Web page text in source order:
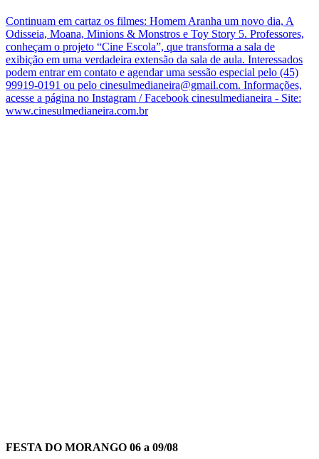
Continuam em cartaz os filmes: Homem Aranha um novo dia, A
Odisseia, Moana, Minions & Monstros e Toy Story 5. Professores,
conheçam o projeto “Cine Escola”, que transforma a sala de
exibição em uma verdadeira extensão da sala de aula. Interessados
podem entrar em contato e agendar uma sessão especial pelo (45)
99919-0191 ou pelo cinesulmedianeira@gmail.com. Informações,
acesse a página no Instagram / Facebook cinesulmedianeira - Site:
www.cinesulmedianeira.com.br
FESTA DO MORANGO 06 a 09/08